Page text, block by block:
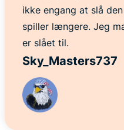
ikke engang at slå
spiller længere. Jeg
er slået til.
Sky_Masters737